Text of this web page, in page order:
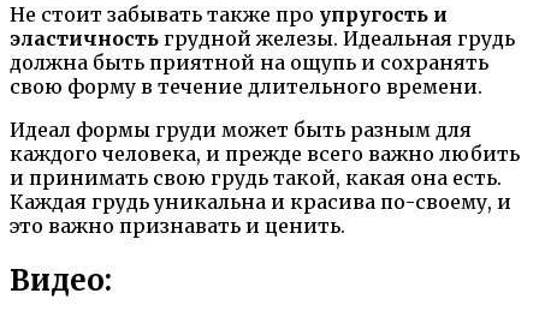
Не стоит забывать также про упругость и
эластичность грудной железы. Идеальная грудь
должна быть приятной на ощупь и сохранять
свою форму в течение длительного времени.
Идеал формы груди может быть разным для
каждого человека, и прежде всего важно любить
и принимать свою грудь такой, какая она есть.
Каждая грудь уникальна и красива по-своему, и
это важно признавать и ценить.
Видео: